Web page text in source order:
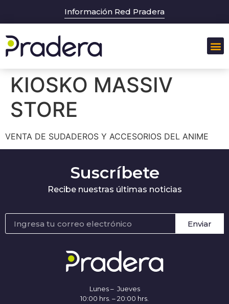
Información Red Pradera
KIOSKO MASSIV
STORE
VENTA DE SUDADEROS Y ACCESORIOS DEL ANIME
Suscríbete
Recibe nuestras últimas noticias
Enviar
Lunes – Jueves
10:00 hrs. – 20:00 hrs.